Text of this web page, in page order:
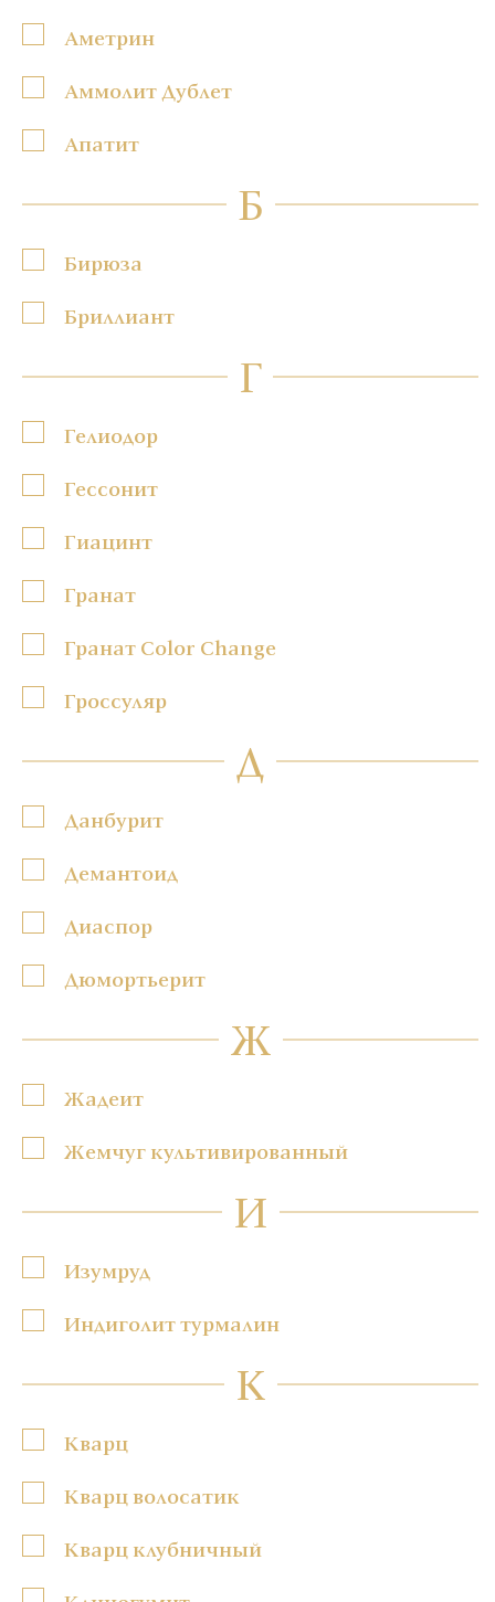
Аметрин
Аммолит Дублет
Апатит
Б
Бирюза
Бриллиант
Г
Гелиодор
Гессонит
Гиацинт
Гранат
Гранат Color Change
Гроссуляр
Д
Данбурит
Демантоид
Диаспор
Дюмортьерит
Ж
Жадеит
Жемчуг культивированный
И
Изумруд
Индиголит турмалин
К
Кварц
Кварц волосатик
Кварц клубничный